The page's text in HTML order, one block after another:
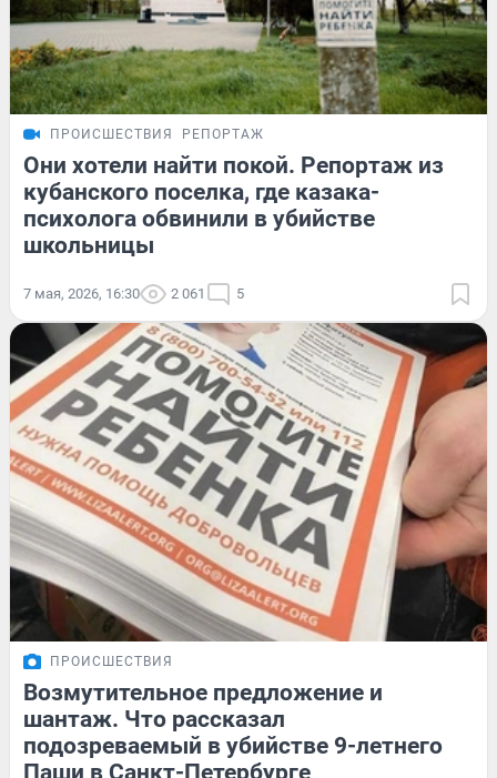
ПРОИСШЕСТВИЯ РЕПОРТАЖ
Они хотели найти покой. Репортаж из
кубанского поселка, где казака-
психолога обвинили в убийстве
школьницы
7 мая, 2026, 16:30 2 061 5
ПРОИСШЕСТВИЯ
Возмутительное предложение и
шантаж. Что рассказал
подозреваемый в убийстве 9-летнего
Паши в Санкт-Петербурге